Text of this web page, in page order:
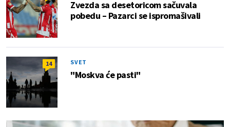
Zvezda sa desetoricom sačuvala
pobedu – Pazarci se ispromašivali
14 SVET
"Moskva će pasti"